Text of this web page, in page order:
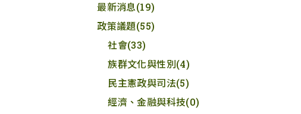
最新消息(19)
政策議題(55)
社會(33)
族群文化與性別(4)
民主憲政與司法(5)
經濟、金融與科技(0)